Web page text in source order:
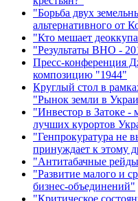
"Борьба двух
альтернативного от
"Кто мешает
"Результаты ВНО -
Пресс-конференция
композицию "1944"
Круглый стол в
"Рынок земли в
"Инвестор в Затоке -
лучших курортов
"Генпрокуратура не
принуждает к этому
"Антитабачные
"Развитие малого и
бизнес-объединений"
"Критическое